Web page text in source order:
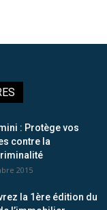
: Protège vos
contre la
2015
la 1ère édition du